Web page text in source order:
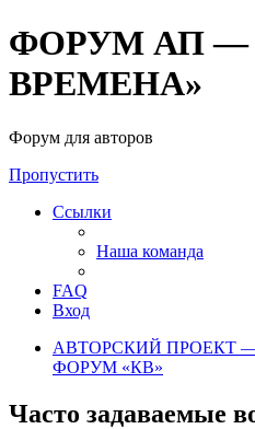
ФОРУМ АП —
ВРЕМЕНА»
Форум для авторов
Пропустить
Ссылки
Наша команда
FAQ
Вход
АВТОРСКИЙ ПРОЕКТ
ФОРУМ «КВ»
Часто задаваемые